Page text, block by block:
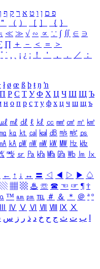
פ ם ן ו ט א ר ק ף
＂ （ ） ［ ］ ｛ ｝
≪ ≫ √ ∽ ∝ ∵ ∫ ∬ ∈ ∋
∏ ＋ － ＜ ＝
＞
˚ ˙ ¸ ¡ ¿ ː ！ ＇ ， ． ／
：
ł ø œ ß þ ŧ ŋ ŉ
П Р С Т У Ф Х Ц Ч Ш Щ Ъ
н о п р с т у ф х ц ч ш щ ъ
㎕ ㎖ ㎗ ℓ ㎘ ㏄ ㎣ ㎤ ㎥ ㎦
㎏ ㏏ ㎈ ㎉ ㏈ ㎧ ㎨ ㎰
㎄ ㎺ ㎻ ㎽ ㎾ ㎿ ㎐ ㎑
㎯ ㏛ ㎩ ㎪ ㎫ ㎬ ㏝ ㏐
㏓
← ↑ ↓ ↔ 〓 ◁ ◀ ▷ ▶ ♤
▧ ▦ ▩ ♨ ☏ ☎ ☜ ☞ ¶ †
™ ㏂ ㏘ ℡ ＃ ＆ ＊ ＠ ª º
Ⅳ Ⅴ Ⅵ Ⅶ Ⅷ Ⅸ Ⅹ
ب ت ث ج ح خ د ذ ر ز س